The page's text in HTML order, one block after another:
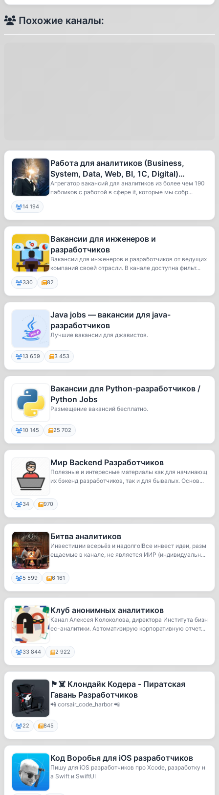
Похожие каналы:
Работа для аналитиков (Business,
System, Data, Web, BI, 1С, Digital)
Вакансии и Резюме
Агрегатор вакансий для аналитиков из более чем 190
пабликов с работой в сфере it, которые мы собр...
14 194
Вакансии для инженеров и
разработчиков
Вакансии для инженеров и разработчиков от ведущих
компаний своей отрасли. В канале доступна фильт...
330 82
Java jobs — вакансии для java-
разработчиков
Лучшие вакансии для джавистов.
13 659 3 453
Вакансии для Python-разработчиков /
Python Jobs
Размещение вакансий бесплатно.
10 145 25 702
Мир Backend Разработчиков
Полезные и интересные материалы как для начинающ
их бэкенд разработчиков, так и для бывалых. Основ...
34 970
Битва аналитиков
Инвестиции всерьёз и надолго!Все инвест идеи, разм
ещаемые в канале, не является ИИР (индивидуальн...
5 599 6 161
Клуб анонимных аналитиков
Канал Алексея Колоколова, директора Института бизн
ес-аналитики. Автоматизирую корпоративную отчет...
33 844 2 922
🏴‍☠️ Клондайк Кодера - Пиратская
Гавань Разработчиков
📲 corsair_code_harbor 📲
22 845
Код Воробья для iOS разработчиков
Пишу для iOS разработчиков про Xcode, разработку н
а Swift и SwiftUI